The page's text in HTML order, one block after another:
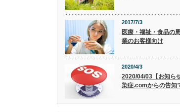
2017/7/3
医療・福祉・食品の
業のお客様向け
2020/4/3
2020/04/03【お知ら
染症.comからの告知